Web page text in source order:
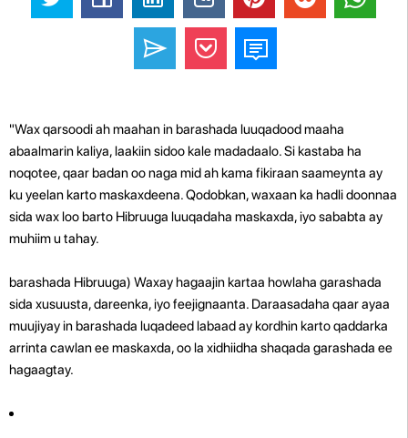
"Wax qarsoodi ah maahan in barashada luuqadood maaha
abaalmarin kaliya, laakiin sidoo kale madadaalo. Si kastaba ha
noqotee, qaar badan oo naga mid ah kama fikiraan saameynta ay
ku yeelan karto maskaxdeena. Qodobkan, waxaan ka hadli doonnaa
sida wax loo barto Hibruuga luuqadaha maskaxda, iyo sababta ay
muhiim u tahay.
barashada Hibruuga) Waxay hagaajin kartaa howlaha garashada
sida xusuusta, dareenka, iyo feejignaanta. Daraasadaha qaar ayaa
muujiyay in barashada luqadeed labaad ay kordhin karto qaddarka
arrinta cawlan ee maskaxda, oo la xidhiidha shaqada garashada ee
hagaagtay.